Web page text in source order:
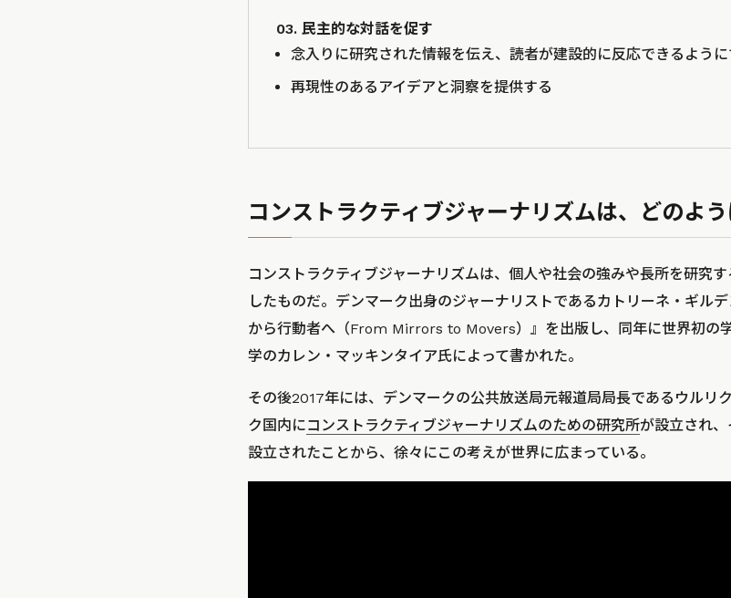
03. 民主的な対話を促す
念入りに研究された情報を伝え、読者が建設的に反応できるように
再現性のあるアイデアと洞察を提供する
コンストラクティブジャーナリズムは、どのよ
コンストラクティブジャーナリズムは、個人や社会の強みや長所を研究
したものだ。デンマーク出身のジャーナリストであるカトリーネ・ギル
から行動者へ（From Mirrors to Movers）』を出版し、同年に世界初の
学のカレン・マッキンタイア氏によって書かれた。
その後2017年には、デンマークの公共放送局元報道局局長であるウルリ
ク国内にコンストラクティブジャーナリズムのための研究所が設立され
設立されたことから、徐々にこの考えが世界に広まっている。